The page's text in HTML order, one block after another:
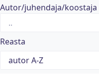
Autor/juhendaja/koostaja
Reasta